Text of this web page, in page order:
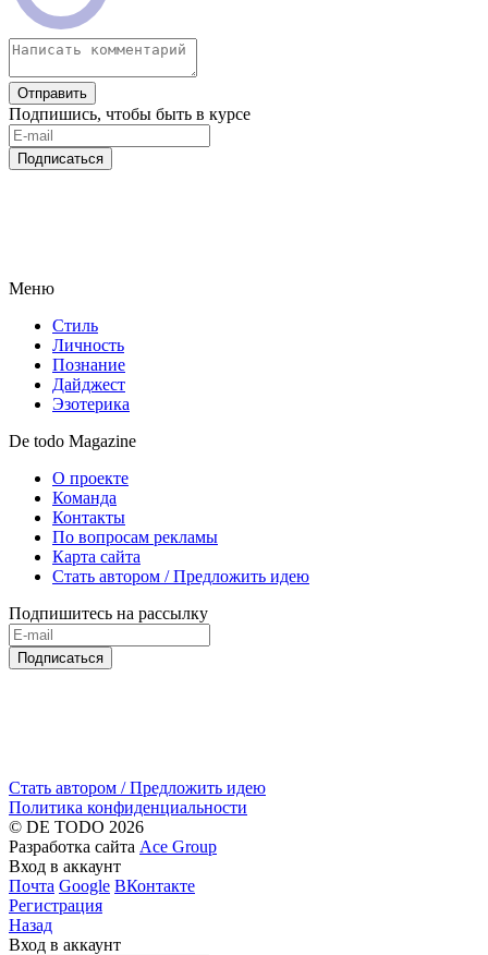
Отправить
Подпишись, чтобы быть в курсе
Подписаться
Меню
Стиль
Личность
Познание
Дайджест
Эзотерика
De todo Magazine
О проекте
Команда
Контакты
По вопросам рекламы
Карта сайта
Стать автором / Предложить идею
Подпишитесь на рассылку
Подписаться
Стать автором / Предложить идею
Политика конфиденциальности
© DE TODO 2026
Разработка сайта Ace Group
Вход в аккаунт
Почта Google ВКонтакте
Регистрация
Назад
Вход в аккаунт